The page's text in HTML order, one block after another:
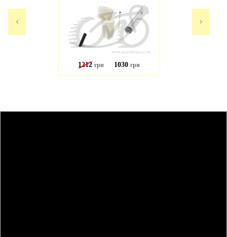
1212 грн 1030 грн